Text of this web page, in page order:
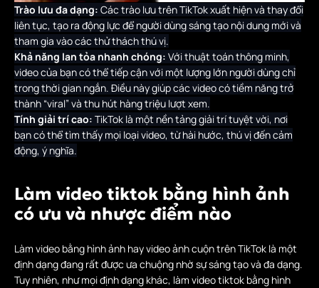
Trào lưu đa dạng: Các trào lưu trên TikTok xuất hiện và thay đổi
liên tục, tạo ra động lực để người dùng sáng tạo nội dung mới và
tham gia vào các thử thách thú vị.
Khả năng lan tỏa nhanh chóng: Với thuật toán thông minh,
video của bạn có thể tiếp cận với một lượng lớn người dùng chỉ
trong thời gian ngắn. Điều này giúp các video có tiềm năng trở
thành “viral” và thu hút hàng triệu lượt xem.
Tính giải trí cao: TikTok là một nền tảng giải trí tuyệt vời, nơi
bạn có thể tìm thấy mọi loại video, từ hài hước, thú vị đến cảm
động, ý nghĩa.
Làm video tiktok bằng hình ảnh
có ưu và nhược điểm nào
Làm video bằng hình ảnh hay video ảnh cuộn trên TikTok là một
định dạng đang rất được ưa chuộng nhờ sự sáng tạo và đa dạng.
Tuy nhiên, như mọi định dạng khác, làm video tiktok bằng hình